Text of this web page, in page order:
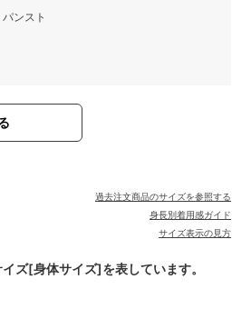
ンスト
過去注文商品のサイズを参照する
身長別着用感ガイド
サイズ表示の見方
ズ[身体サイズ]を表しています。